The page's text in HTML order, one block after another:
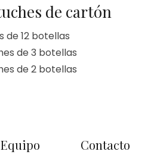
de cartón
de 12 botellas
de 3 botellas
de 2 botellas
Equipo Contacto